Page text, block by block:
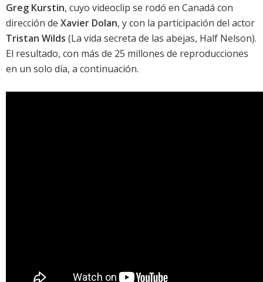
Greg Kurstin, cuyo videoclip se rodó en Canadá con
dirección de Xavier Dolan, y con la participación del actor
Tristan Wilds (La vida secreta de las abejas, Half Nelson).
El resultado, con más de 25 millones de reproducciones
en un solo día, a continuación.